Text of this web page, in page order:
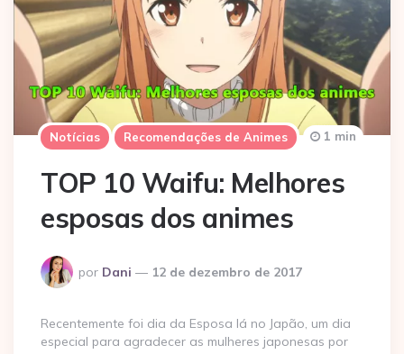
Notícias Recomendações de Animes
TOP 10 Waifu: Melhores
esposas dos animes
Postado
por
por Dani 12 de dezembro de 2017
1 min
Recentemente foi dia da Esposa lá no Japão, um dia
especial para agradecer as mulheres japonesas por